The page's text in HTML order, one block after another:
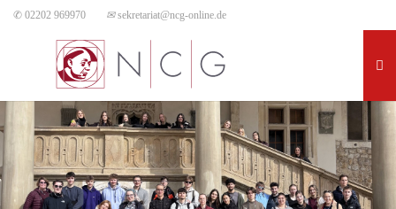
✆ 02202 969970 ✉sekretariat@ncg-online.de